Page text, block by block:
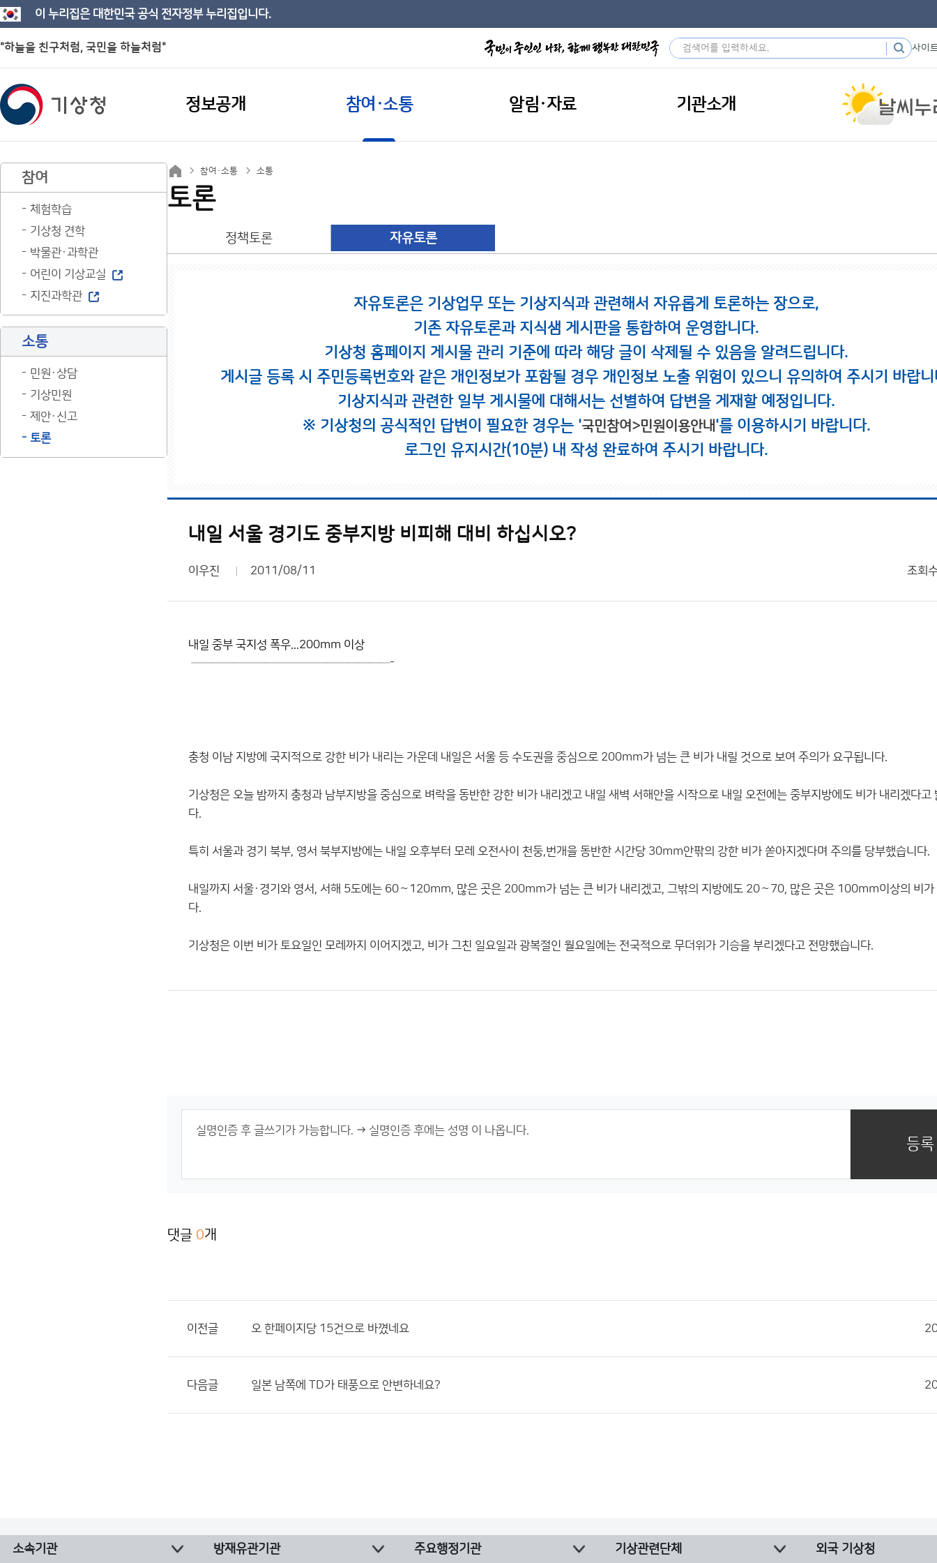
이 누리집은 대한민국 공식 전자정부 누리집입니다.
"하늘을 친구처럼, 국민을 하늘처럼" 사이
정보공개 참여·소통 알림·자료 기관소개
참여
체험학습
기상청 견학
박물관·과학관
어린이 기상교실
지진과학관
소통
민원·상담
기상민원
제안·신고
토론
참여·소통 소통
토론
정책토론 자유토론
자유토론은 기상업무 또는 기상지식과 관련해서 자유롭게 토론하는 장으로,
기존 자유토론과 지식샘 게시판을 통합하여 운영합니다.
기상청 홈페이지 게시물 관리 기준에 따라 해당 글이 삭제될 수 있음을 알려드립니다.
게시글 등록 시 주민등록번호와 같은 개인정보가 포함될 경우 개인정보 노출 위험이 있으니 유의하여 주시기 바랍니
기상지식과 관련한 일부 게시물에 대해서는 선별하여 답변을 게재할 예정입니다.
※ 기상청의 공식적인 답변이 필요한 경우는 '국민참여>민원이용안내'를 이용하시기 바랍니다.
로그인 유지시간(10분) 내 작성 완료하여 주시기 바랍니다.
내일 서울 경기도 중부지방 비피해 대비 하십시오?
이우진 2011/08/11 조회
내일 중부 국지성 폭우...200mm 이상
───────────────────-
충청 이남 지방에 국지적으로 강한 비가 내리는 가운데 내일은 서울 등 수도권을 중심으로 200mm가 넘는 큰 비가 내릴 것으로 보여 주의가 요구됩니다.
기상청은 오늘 밤까지 충청과 남부지방을 중심으로 벼락을 동반한 강한 비가 내리겠고 내일 새벽 서해안을 시작으로 내일 오전에는 중부지방에도 비가 내리겠다고
다.
특히 서울과 경기 북부, 영서 북부지방에는 내일 오후부터 모레 오전사이 천둥,번개을 동반한 시간당 30mm안팎의 강한 비가 쏟아지겠다며 주의를 당부했습니다.
내일까지 서울·경기와 영서, 서해 5도에는 60∼120mm, 많은 곳은 200mm가 넘는 큰 비가 내리겠고, 그밖의 지방에도 20∼70, 많은 곳은 100mm이상의 비가
다.
기상청은 이번 비가 토요일인 모레까지 이어지겠고, 비가 그친 일요일과 광복절인 월요일에는 전국적으로 무더위가 기승을 부리겠다고 전망했습니다.
등록
댓글 0개
이전글 오 한페이지당 15건으로 바꼈네요
다음글 일본 남쪽에 TD가 태풍으로 안변하네요?
소속기관 방재유관기관 주요행정기관 기상관련단체 외국 기상청